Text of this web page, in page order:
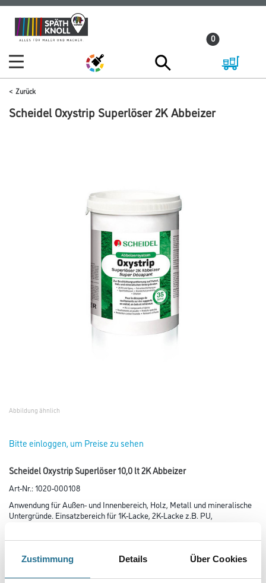
Zustimmung Details Über Cookies
Zum
Inhalt
Zum
Navigationsmenü
0
Zurück
Scheidel Oxystrip Superlöser 2K Abbeizer
Abbildung ähnlich
Bitte einloggen, um Preise zu sehen
Scheidel Oxystrip Superlöser 10,0 lt 2K Abbeizer
Art-Nr.:1020-000108
Anwendung für Außen- und Innenbereich, Holz, Metall und mineralische
Untergründe. Einsatzbereich für 1K-Lacke, 2K-Lacke z.B. PU,
Farbtonbezeichnung